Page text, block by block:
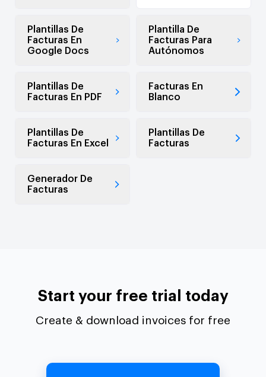
Plantillas De
Facturas En
Google Docs
Plantilla De
Facturas Para
Autónomos
Plantillas De
Facturas En PDF
Facturas En
Blanco
Plantillas De
Facturas En Excel
Plantillas De
Facturas
Generador De
Facturas
Start your free trial today
Create & download invoices for free